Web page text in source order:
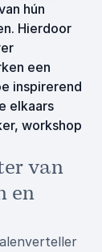
hún
Hierdoor
een
inspirerend
elkaars
workshop
van
en